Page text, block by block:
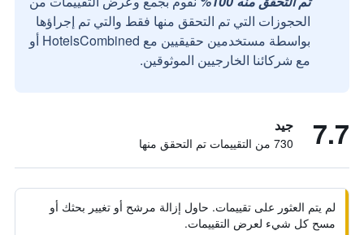
الحجوزات التي تم التحقق منها فقط والتي تم إجراؤها
بواسطة مستخدمين حقيقيين مع HotelsCombined أو
مع شركائنا الخارجيين الموثوقين.
7.7 جيد
730 من التقييمات تم التحقق منها
لم يتم العثور على تقييمات. حاول إزالة مرشح أو تغيير بحثك أو
مسح كل شيء لعرض التقييمات.